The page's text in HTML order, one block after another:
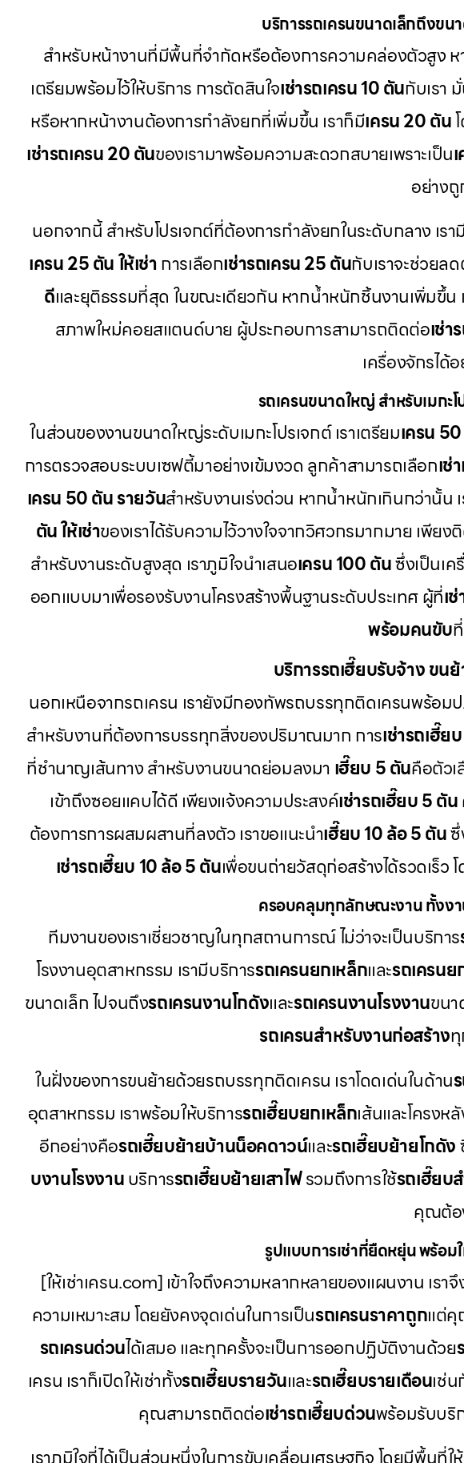
บริการรถเครนขนาดเล็กถึงข
สำหรับหน้างานที่มีพื้นที่จำกัดหรือต้องการความคล่องตัวสูง
เตรียมพร้อมไว้ให้บริการ การตัดสินใจเช่ารถเครน 10 ตันกับเรา
หรือหากหน้างานต้องการกำลังยกที่เพิ่มขึ้น เราก็มีเครน 20 ตัน
เช่ารถเครน 20 ตันของเรามาพร้อมความสะดวกสบายเพราะเป็น
อย่าง
นอกจากนี้ สำหรับโปรเจกต์ที่ต้องการกำลังยกในระดับกลาง เรา
เครน 25 ตัน ให้เช่าการเลือกเช่ารถเครน 25 ตันกับเราจะช่วยล
ดีและยุติธรรมที่สุด ในขณะเดียวกัน หากน้ำหนักชิ้นงานเพิ่มขึ้น
สภาพใหม่คอยสแตนด์บาย ผู้ประกอบการสามารถติดต่อเช่า
เครื่องจักรได้
รถเครนขนาดใหญ่ สำหรับเมกะ
ในส่วนของงานขนาดใหญ่ระดับเมกะโปรเจกต์ เราเตรียมเครน
การตรวจสอบระบบเซฟตี้มาอย่างเข้มงวด ลูกค้าสามารถเลือกเช่
เครน 50 ตัน รายวันสำหรับงานเร่งด่วน หากน้ำหนักเกินกว่านั้น
ตัน ให้เช่าของเราได้รับความไว้วางใจจากวิศวกรมากมาย เพียง
สำหรับงานระดับสูงสุด เราภูมิใจนำเสนอเครน 100 ตันซึ่งเป็นเ
ออกแบบมาเพื่อรองรับงานโครงสร้างพื้นฐานระดับประเทศ ผู้ที่เ
พร้อมคนขับ
บริการรถเฮี๊ยบรับจ้าง ขน
นอกเหนือจากรถเครน เรายังมีกองทัพรถบรรทุกติดเครนพร้อ
สำหรับงานที่ต้องการบรรทุกสิ่งของปริมาณมาก การเช่ารถเฮี๊ย
ที่ชำนาญเส้นทาง สำหรับงานขนาดย่อมลงมา เฮี๊ยบ 5 ตันคือตัวเ
เข้าถึงซอยแคบได้ดี เพียงแจ้งความประสงค์เช่ารถเฮี๊ยบ 5 ตัน
ต้องการการผสมผสานที่ลงตัว เราขอแนะนำเฮี๊ยบ 10 ล้อ 5 ตัน
เช่ารถเฮี๊ยบ 10 ล้อ 5 ตันเพื่อขนถ่ายวัสดุก่อสร้างได้รวดเร็ว
ครอบคลุมทุกลักษณะงาน ทั้งงา
ทีมงานของเราเชี่ยวชาญในทุกสถานการณ์ ไม่ว่าจะเป็นบริการ
โรงงานอุตสาหกรรม เรามีบริการรถเครนยกเหล็กและรถเครนย
ขนาดเล็ก ไปจนถึงรถเครนงานโกดังและรถเครนงานโรงงานขน
รถเครนสำหรับงานก่อสร้าง
ในฝั่งของการขนย้ายด้วยรถบรรทุกติดเครน เราโดดเด่นในด้าน
อุตสาหกรรม เราพร้อมให้บริการรถเฮี๊ยบยกเหล็กเส้นและโครงห
อีกอย่างคือรถเฮี๊ยบย้ายบ้านน็อคดาวน์และรถเฮี๊ยบย้ายโกดัง
บงานโรงงานบริการรถเฮี๊ยบย้ายเสาไฟรวมถึงการใช้รถเฮี๊ยบ
คุณต้อ
รูปแบบการเช่าที่ยืดหยุ่น พร้อ
[ให้เช่าเครน.com] เข้าใจถึงความหลากหลายของแผนงาน เรา
ความเหมาะสม โดยยังคงจุดเด่นในการเป็นรถเครนราคาถูกแต่คุ
รถเครนด่วนได้เสมอ และทุกครั้งจะเป็นการออกปฏิบัติงานด้วย
เครน เราก็เปิดให้เช่าทั้งรถเฮี๊ยบรายวันและรถเฮี๊ยบรายเดือนเช่
คุณสามารถติดต่อเช่ารถเฮี๊ยบด่วนพร้อมรับบริ